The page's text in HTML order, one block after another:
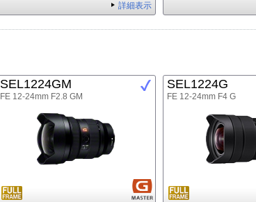
詳細表示
SEL1224GM
FE 12-24mm F2.8 GM
SEL1224G
FE 12-24mm F4 G